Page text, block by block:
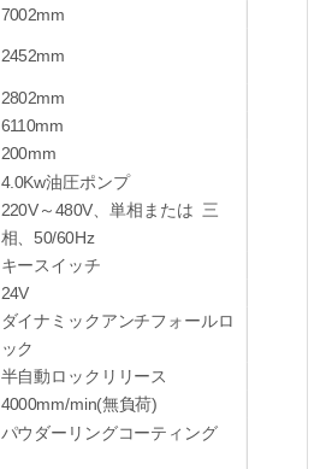
7002mm
2452mm
2802mm
6110mm
200mm
4.0Kw油圧ポンプ
220V～480V、単相または 三
相、50/60Hz
キースイッチ
24V
ダイナミックアンチフォールロ
ック
半自動ロックリリース
4000mm/min(無負荷)
パウダーリングコーティング